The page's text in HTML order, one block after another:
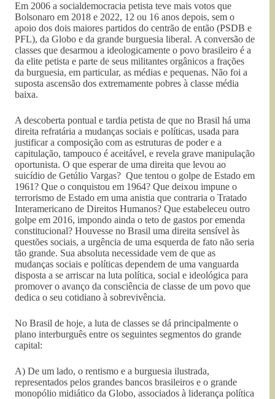
Em 2006 a socialdemocracia petista teve mais votos que
Bolsonaro em 2018 e 2022, 12 ou 16 anos depois, sem o
apoio dos dois maiores partidos do centrão de então (PSDB e
PFL), da Globo e da grande burguesia liberal. A conversão de
classes que desarmou a ideologicamente o povo brasileiro é a
da elite petista e parte de seus militantes orgânicos a frações
da burguesia, em particular, as médias e pequenas. Não foi a
suposta ascensão dos extremamente pobres à classe média
baixa.
A descoberta pontual e tardia petista de que no Brasil há uma
direita refratária a mudanças sociais e políticas, usada para
justificar a composição com as estruturas de poder e a
capitulação, tampouco é aceitável, e revela grave manipulação
oportunista. O que esperar de uma direita que levou ao
suicídio de Getúlio Vargas? Que tentou o golpe de Estado em
1961? Que o conquistou em 1964? Que deixou impune o
terrorismo de Estado em uma anistia que contraria o Tratado
Interamericano de Direitos Humanos? Que estabeleceu outro
golpe em 2016, impondo ainda o teto de gastos por emenda
constitucional? Houvesse no Brasil uma direita sensível às
questões sociais, a urgência de uma esquerda de fato não seria
tão grande. Sua absoluta necessidade vem de que as
mudanças sociais e políticas dependem de uma vanguarda
disposta a se arriscar na luta política, social e ideológica para
promover o avanço da consciência de classe de um povo que
dedica o seu cotidiano à sobrevivência.
No Brasil de hoje, a luta de classes se dá principalmente o
plano interburguês entre os seguintes segmentos do grande
capital:
A) De um lado, o rentismo e a burguesia ilustrada,
representados pelos grandes bancos brasileiros e o grande
monopólio midiático da Globo, associados à liderança política